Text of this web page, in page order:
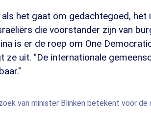
het gaat om gedachtegoed, het
die voorstander zijn van
is er de roep om One
ze uit. "De internationale
van minister Blinken betekent voor